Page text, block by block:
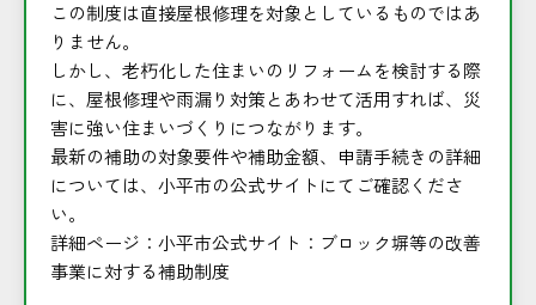
この制度は直接屋根修理を対象としているものではあ
りません。
しかし、老朽化した住まいのリフォームを検討する際
に、屋根修理や雨漏り対策とあわせて活用すれば、災
害に強い住まいづくりにつながります。
最新の補助の対象要件や補助金額、申請手続きの詳細
については、小平市の公式サイトにてご確認くださ
い。
詳細ページ： 小平市公式サイト：ブロック塀等の改善
事業に対する補助制度